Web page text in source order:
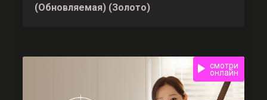
(Обновляемая) (Золото)
смотри
онлайн